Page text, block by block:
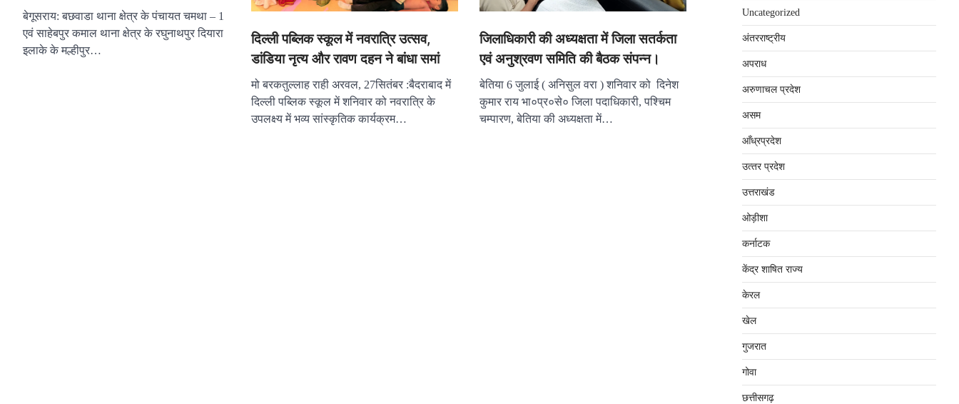
बेगूसराय: बछवाडा थाना क्षेत्र के पंचायत चमथा – 1
एवं साहेबपुर कमाल थाना क्षेत्र के रघुनाथपुर दियारा
इलाके के मल्हीपुर…
दिल्ली पब्लिक स्कूल में नवरात्रि उत्सव,
डांडिया नृत्य और रावण दहन ने बांधा समां
मो बरकतुल्लाह राही अरवल, 27सितंबर :बैदराबाद में
दिल्ली पब्लिक स्कूल में शनिवार को नवरात्रि के
उपलक्ष्य में भव्य सांस्कृतिक कार्यक्रम…
जिलाधिकारी की अध्यक्षता में जिला सतर्कता
एवं अनुश्रवण समिति की बैठक संपन्न।
बेतिया 6 जुलाई ( अनिसुल वरा ) शनिवार को दिनेश
कुमार राय भा०प्र०से० जिला पदाधिकारी, पश्चिम
चम्पारण, बेतिया की अध्यक्षता में…
Uncategorized
अंतरराष्‍ट्रीय
अपराध
अरुणाचल प्रदेश
असम
आँध्रप्रदेश
उत्‍तर प्रदेश
उत्तराखंड
ओड़ीशा
कर्नाटक
केंद्र शाषित राज्य
केरल
खेल
गुजरात
गोवा
छत्तीसगढ़